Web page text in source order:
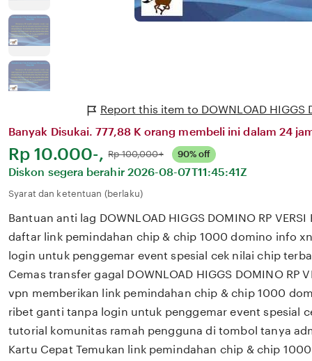
Report this item to DOWNLOAD HIGGS
Banyak Disukai. 777,88 K orang membeli ini dalam 24
Harga:
Rp 10.000-, Normal:
Rp 100,000+ 90% off
Diskon segera berahir 2026-08-07T11:45:41Z
Syarat dan ketentuan (berlaku)
Bantuan anti lag DOWNLOAD HIGGS DOMINO RP
daftar link pemindahan chip & chip 1000 domino info
login untuk penggemar event spesial cek nilai chip
Cemas transfer gagal DOWNLOAD HIGGS DOMINO RP
vpn memberikan link pemindahan chip & chip 1000
ribet ganti tanpa login untuk penggemar event spesial
tutorial komunitas ramah pengguna di tombol tanya
Kartu Cepat Temukan link pemindahan chip & chip